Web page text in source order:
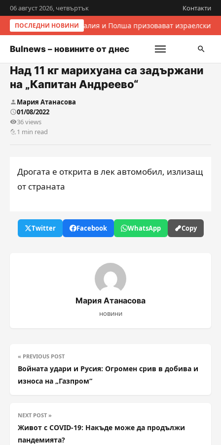
06 август 2026, четвъртък Контакти
ПОСЛЕДНИ НОВИНИИталия и Полша призовават
Bulnews – новините от днес
Над 11 кг марихуана са задържани
на „Капитан Андреево“
Мария Атанасова
01/08/2022
36 views
1 min read
Дрогата е открита в лек автомобил, излизащ
от страната
Twitter Facebook WhatsApp Copy
Мария Атанасова
новини
« PREVIOUS POST
Войната удари и Русия: Огромен срив в добива и
износа на „Газпром“
NEXT POST »
Живот с COVID-19: Накъде може да продължи
пандемията?